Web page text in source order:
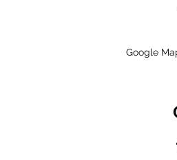
Google